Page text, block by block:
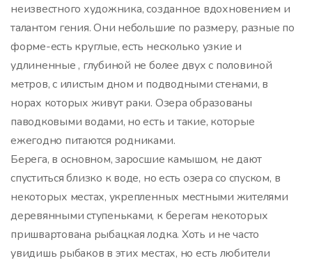
неизвестного художника, созданное вдохновением и
талантом гения. Они небольшие по размеру, разные по
форме-есть круглые, есть несколько узкие и
удлиненные , глубиной не более двух с половиной
метров, с илистым дном и подводными стенами, в
норах которых живут раки. Озера образованы
паводковыми водами, но есть и такие, которые
ежегодно питаются родниками.
Берега, в основном, заросшие камышом, не дают
спуститься близко к воде, но есть озера со спуском, в
некоторых местах, укрепленных местными жителями
деревянными ступеньками, к берегам некоторых
пришвартована рыбацкая лодка. Хоть и не часто
увидишь рыбаков в этих местах, но есть любители